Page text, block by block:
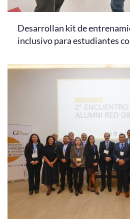
Desarrollan kit de
inclusivo para estudiantes